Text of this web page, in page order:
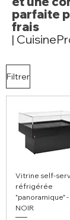
parfaite
frais
|
Filtrer
Vitrine self-
réfrigérée
"panoramique" -
NOIR